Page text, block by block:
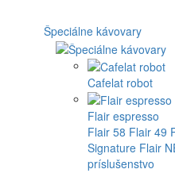
Špeciálne kávovary
Cafelat robot
Flair espresso
Flair 58 Flair 49
Signature Flair
príslušenstvo